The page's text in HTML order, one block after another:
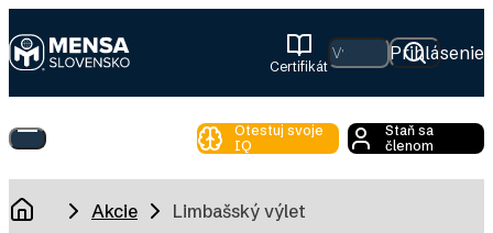
to
main
content
Certifikát
Hľadať Prihlásenie
Toggle
Otestuj svoje
IQ
Staň sa
členom
BreadcrumbAkcie Limbašský výlet